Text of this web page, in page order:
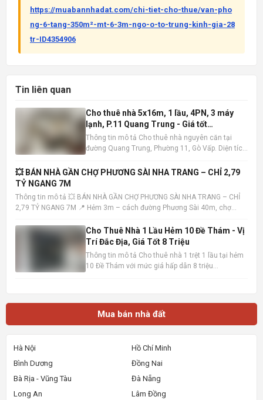
https://muabannhadat.com/chi-tiet-cho-thue/van-pho
ng-6-tang-350m²-mt-6-3m-ngo-o-to-trung-kinh-gia-28
tr-ID4354906
Tin liên quan
Cho thuê nhà 5x16m, 1 lầu, 4PN, 3 máy
lạnh, P.11 Quang Trung - Giá tốt
10tr/tháng
Thông tin mô tả Cho thuê nhà nguyên căn tại
đường Quang Trung, Phường 11, Gò Vấp. Diện tích
và 3 phòng tắm. Nhà có sẵn 3 máy lạnh, tiện nghi
đầy đủ, sẵn sàng dọn vào ở ngay. Vị trí nhà đắc
💥 BÁN NHÀ GẦN CHỢ PHƯƠNG SÀI NHA TRANG – CHỈ 2,79
TỶ NGANG 7M
Thông tin mô tả 💥 BÁN NHÀ GẦN CHỢ PHƯƠNG SÀI NHA TRANG – CHỈ
2,79 TỶ NGANG 7M 📍 Hẻm 3m – cách đường Phương Sài 40m, chợ
trệt 1 lầu – hướng Tây Bắc – sổ hồng hoàn công • Trệt: khách
Cho Thuê Nhà 1 Lầu Hẻm 10 Đề Thám - Vị
Trí Đắc Địa, Giá Tốt 8 Triệu
Thông tin mô tả Cho thuê nhà 1 trệt 1 lầu tại hẻm
10 Đề Thám với mức giá hấp dẫn 8 triệu
Mua bán nhà đất
Hà Nội
Hồ Chí Minh
Bình Dương
Đồng Nai
Bà Rịa - Vũng Tàu
Đà Nẵng
Long An
Lâm Đồng